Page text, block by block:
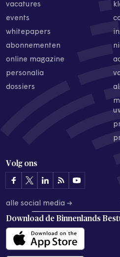
vacatures
events
whitepapers
abonnementen
online magazine
personalia
dossiers
Volg ons
alle social media →
Download de Binnenlands